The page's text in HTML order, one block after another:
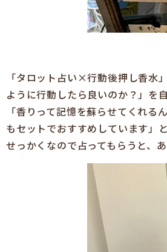
「タロット占い×行動後押し香水
ように行動したら良いのか？」を
「香りって記憶を蘇らせてくれ
もセットでおすすめしています」と
せっかくなので占ってもらうと、